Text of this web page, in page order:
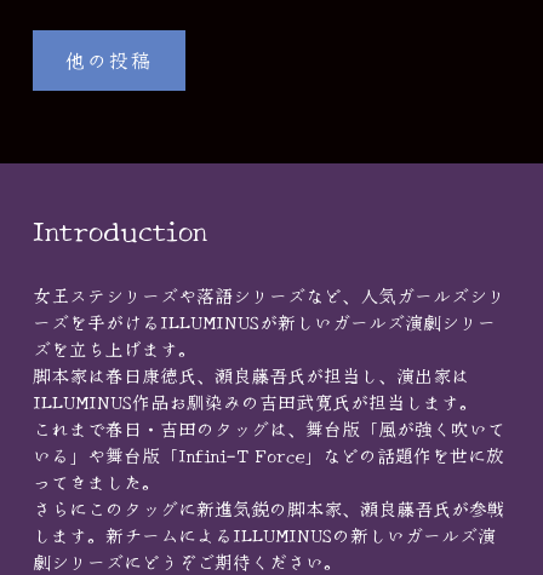
他の投稿
Introduction
女王ステシリーズや落語シリーズなど、人気ガールズシリ
ーズを手がけるILLUMINUSが新しいガールズ演劇シリー
ズを立ち上げます。
脚本家は春日康徳氏、瀬良藤吾氏が担当し、演出家は
ILLUMINUS作品お馴染みの吉田武寛氏が担当します。
これまで春日・吉田のタッグは、舞台版「風が強く吹いて
いる」や舞台版「Infini-T Force」などの話題作を世に放
ってきました。
さらにこのタッグに新進気鋭の脚本家、瀬良藤吾氏が参戦
します。新チームによるILLUMINUSの新しいガールズ演
劇シリーズにどうぞご期待ください。